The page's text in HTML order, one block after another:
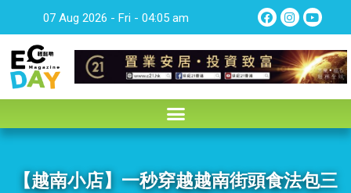
07 Aug 2026 - Fri - 04:05 am
【越南小店】一秒穿越越南街頭食法包三